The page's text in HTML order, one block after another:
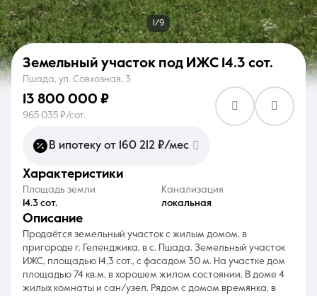
О компании
8 (861) 297-00-00
1/9
Земельный участок под ИЖС 14.3 сот.
Пшада, ул. Совхозная, 3
13 800 000 ₽
965 035 ₽/сот.
В ипотеку от 160 212 ₽/мес
характеристики
Площадь земли
14.3 сот.
Канализация
локальная
описание
Продаётся земельный участок с жилым домом, в
пригороде г. Геленджика, в с. Пшада. Земельный участок
ИЖС, площадью 14,3 сот., с фасадом 30 м. На участке дом
площадью 74 кв.м, в хорошем жилом состоянии. В доме 4
жилых комнаты и сан/узел. Рядом с домом времянка, в